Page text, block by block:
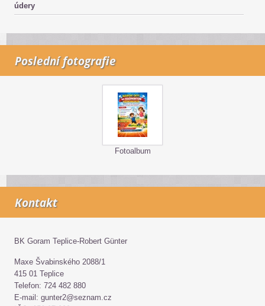
údery
Poslední fotografie
Fotoalbum
Kontakt
BK Goram Teplice-Robert Günter
Maxe Švabinského 2088/1
415 01 Teplice
Telefon: 724 482 880
E-mail: gunter2@seznam.cz